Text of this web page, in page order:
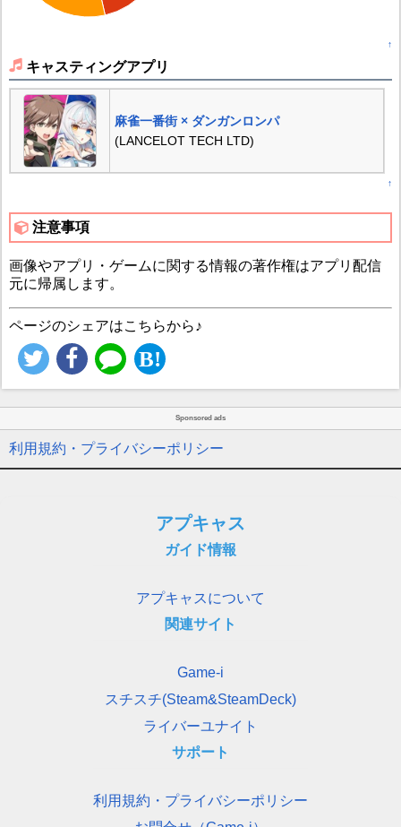
↑
キャスティングアプリ
麻雀一番街 × ダンガンロンパ
(LANCELOT TECH LTD)
↑
注意事項
画像やアプリ・ゲームに関する情報の著作権はアプリ配信
元に帰属します。
ページのシェアはこちらから♪
Sponsored ads
利用規約・プライバシーポリシー
アプキャス
ガイド情報
アプキャスについて
関連サイト
Game-i
スチスチ(Steam&SteamDeck)
ライバーユナイト
サポート
利用規約・プライバシーポリシー